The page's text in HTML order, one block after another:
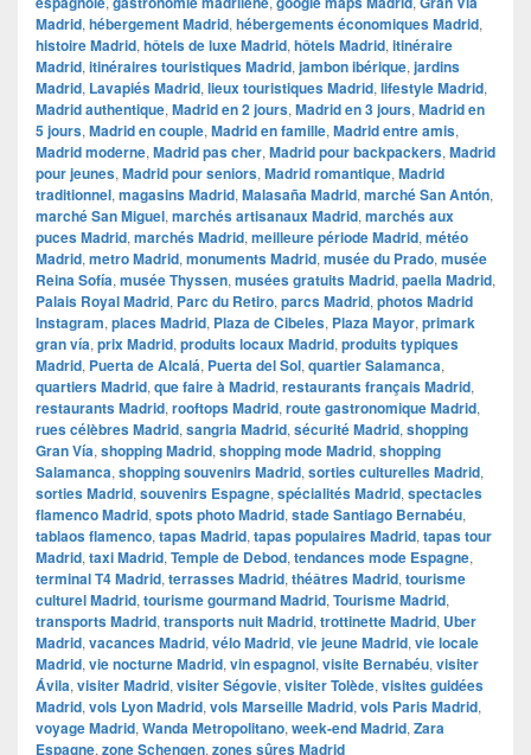
Madrid, hébergement Madrid, hébergements économiques Madrid,
histoire Madrid, hôtels de luxe Madrid, hôtels Madrid, itinéraire
Madrid, itinéraires touristiques Madrid, jambon ibérique, jardins
Madrid, Lavapiés Madrid, lieux touristiques Madrid, lifestyle Madrid,
Madrid authentique, Madrid en 2 jours, Madrid en 3 jours, Madrid en
5 jours, Madrid en couple, Madrid en famille, Madrid entre amis,
Madrid moderne, Madrid pas cher, Madrid pour backpackers, Madrid
pour jeunes, Madrid pour seniors, Madrid romantique, Madrid
traditionnel, magasins Madrid, Malasaña Madrid, marché San Antón,
marché San Miguel, marchés artisanaux Madrid, marchés aux
puces Madrid, marchés Madrid, meilleure période Madrid, météo
Madrid, metro Madrid, monuments Madrid, musée du Prado, musée
Reina Sofía, musée Thyssen, musées gratuits Madrid, paella Madrid,
Palais Royal Madrid, Parc du Retiro, parcs Madrid, photos Madrid
Instagram, places Madrid, Plaza de Cibeles, Plaza Mayor, primark
gran vía, prix Madrid, produits locaux Madrid, produits typiques
Madrid, Puerta de Alcalá, Puerta del Sol, quartier Salamanca,
quartiers Madrid, que faire à Madrid, restaurants français Madrid,
restaurants Madrid, rooftops Madrid, route gastronomique Madrid,
rues célèbres Madrid, sangria Madrid, sécurité Madrid, shopping
Gran Vía, shopping Madrid, shopping mode Madrid, shopping
Salamanca, shopping souvenirs Madrid, sorties culturelles Madrid,
sorties Madrid, souvenirs Espagne, spécialités Madrid, spectacles
flamenco Madrid, spots photo Madrid, stade Santiago Bernabéu,
tablaos flamenco, tapas Madrid, tapas populaires Madrid, tapas tour
Madrid, taxi Madrid, Temple de Debod, tendances mode Espagne,
terminal T4 Madrid, terrasses Madrid, théâtres Madrid, tourisme
culturel Madrid, tourisme gourmand Madrid, Tourisme Madrid,
transports Madrid, transports nuit Madrid, trottinette Madrid, Uber
Madrid, vacances Madrid, vélo Madrid, vie jeune Madrid, vie locale
Madrid, vie nocturne Madrid, vin espagnol, visite Bernabéu, visiter
Ávila, visiter Madrid, visiter Ségovie, visiter Tolède, visites guidées
Madrid, vols Lyon Madrid, vols Marseille Madrid, vols Paris Madrid,
voyage Madrid, Wanda Metropolitano, week-end Madrid, Zara
Espagne, zone Schengen, zones sûres Madrid